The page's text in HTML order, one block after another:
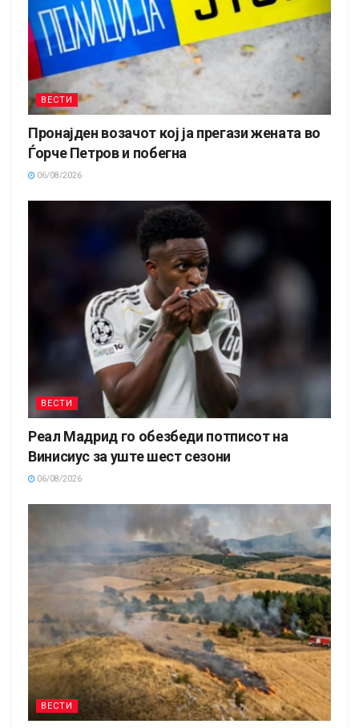
ВЕСТИ
Пронајден возачот кој ја прегази жената во
Ѓорче Петров и побегна
06/08/2026
ВЕСТИ
Реал Мадрид го обезбеди потписот на
Винисиус за уште шест сезони
06/08/2026
ВЕСТИ